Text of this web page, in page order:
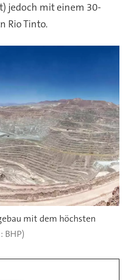
jedoch mit einem 30-
Rio Tinto.
mit dem höchsten
BHP)